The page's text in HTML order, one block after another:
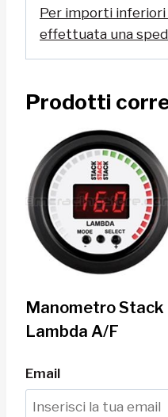
Per importi inferiori
effettuata una
Prodotti
Manometro Stack
Lambda A/F
Email